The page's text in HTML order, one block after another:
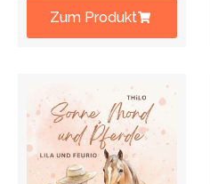
Zum Produkt